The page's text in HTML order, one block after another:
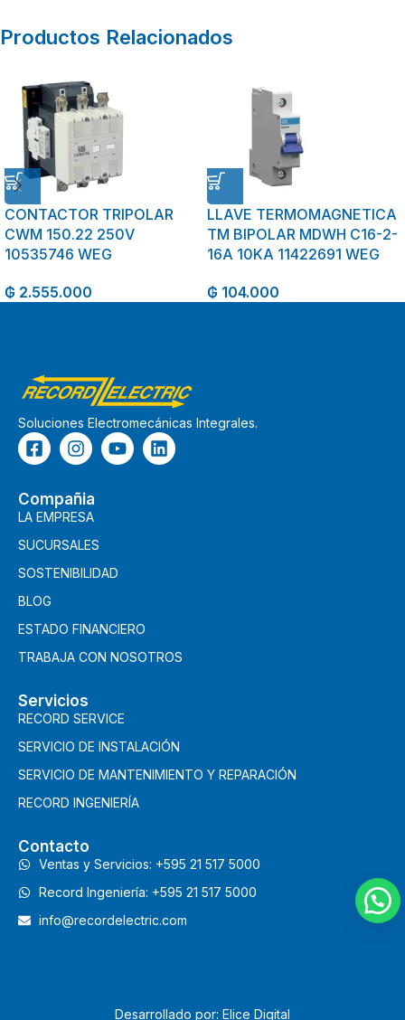
Productos Relacionados
CONTACTOR TRIPOLAR
CWM 150.22 250V
10535746 WEG
₲ 2.555.000
LLAVE TERMOMAGNETICA
TM BIPOLAR MDWH C16-2-
16A 10KA 11422691 WEG
₲ 104.000
Soluciones Electromecánicas Integrales.
Compañia
LA EMPRESA
SUCURSALES
SOSTENIBILIDAD
BLOG
ESTADO FINANCIERO
TRABAJA CON NOSOTROS
Servicios
RECORD SERVICE
SERVICIO DE INSTALACIÓN
SERVICIO DE MANTENIMIENTO Y REPARACIÓN
RECORD INGENIERÍA
Contacto
Ventas y Servicios: +595 21 517 5000
Record Ingeniería: +595 21 517 5000
info@recordelectric.com
Desarrollado por: Elice Digital